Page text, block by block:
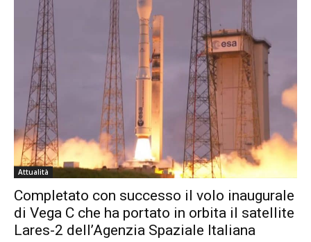
Attualità
Completato con successo il volo inaugurale
di Vega C che ha portato in orbita il satellite
Lares-2 dell’Agenzia Spaziale Italiana